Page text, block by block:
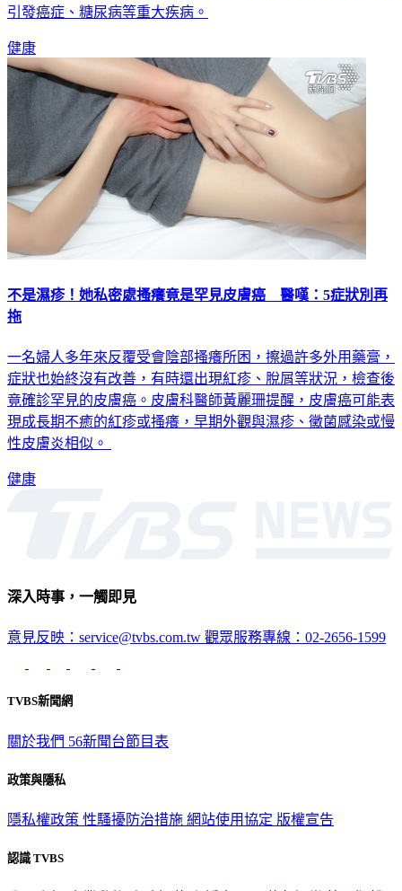
引發癌症、糖尿病等重大疾病。
健康
不是濕疹！她私密處搔癢竟是罕見皮膚癌 醫嘆：5症狀別再
拖
一名婦人多年來反覆受會陰部搔癢所困，擦過許多外用藥膏，
症狀也始終沒有改善，有時還出現紅疹、脫屑等狀況，檢查後
竟確診罕見的皮膚癌。皮膚科醫師黃麗珊提醒，皮膚癌可能表
現成長期不癒的紅疹或搔癢，早期外觀與濕疹、黴菌感染或慢
性皮膚炎相似。
健康
深入時事，一觸即見
意見反映：service@tvbs.com.tw 觀眾服務專線：02-2656-1599
TVBS新聞網
關於我們 56新聞台節目表
政策與隱私
隱私權政策 性騷擾防治措施 網站使用協定 版權宣告
認識 TVBS